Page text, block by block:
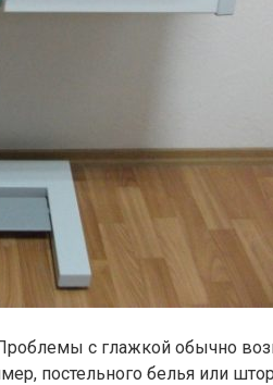
с глажкой обычно
постельного белья или